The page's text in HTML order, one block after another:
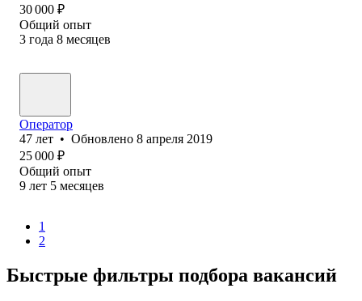
30 000 ₽
Общий опыт
3 года 8 месяцев
Оператор
47 лет • Обновлено 8 апреля 2019
25 000 ₽
Общий опыт
9 лет 5 месяцев
1
2
Быстрые фильтры подбора вакансий